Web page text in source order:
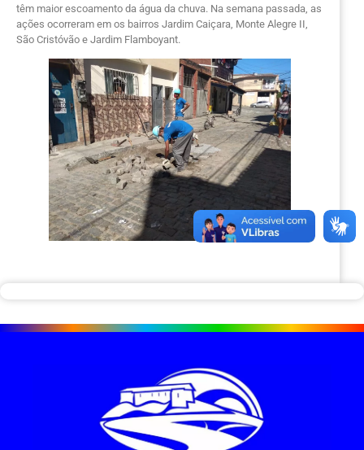
têm maior escoamento da água da chuva. Na semana passada, as
ações ocorreram em os bairros Jardim Caiçara, Monte Alegre II,
São Cristóvão e Jardim Flamboyant.